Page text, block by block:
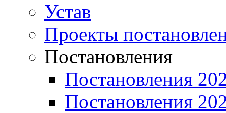
Устав
Проекты
Постановления
Постановления
Постановления